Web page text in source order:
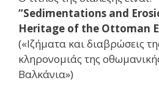
“Sedimentations and
Heritage of the Ottoman
(«Ιζήματα και διαβρώσεις
κληρονομιάς της
Βαλκάνια»)